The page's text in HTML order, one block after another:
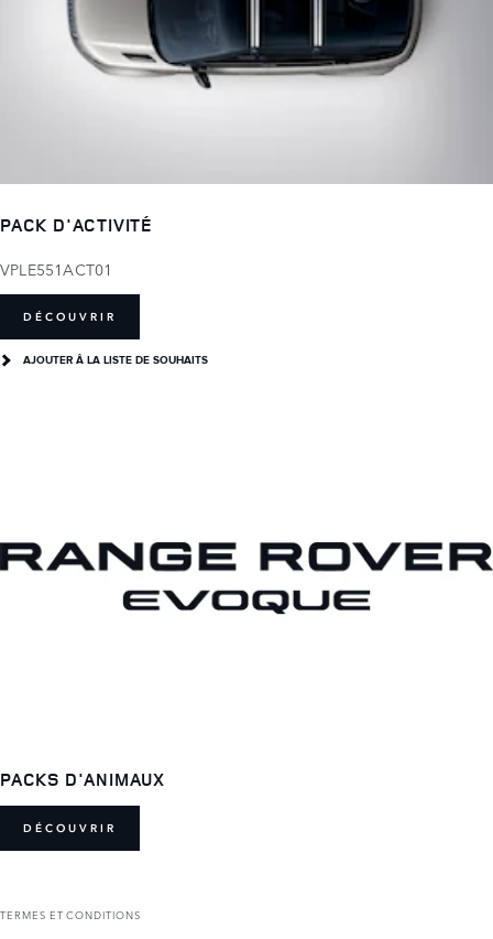
PACK D'ACTIVITÉ
VPLE551ACT01
DÉCOUVRIR
AJOUTER Â LA LISTE DE SOUHAITS
PACKS D'ANIMAUX
DÉCOUVRIR
TERMES ET CONDITIONS